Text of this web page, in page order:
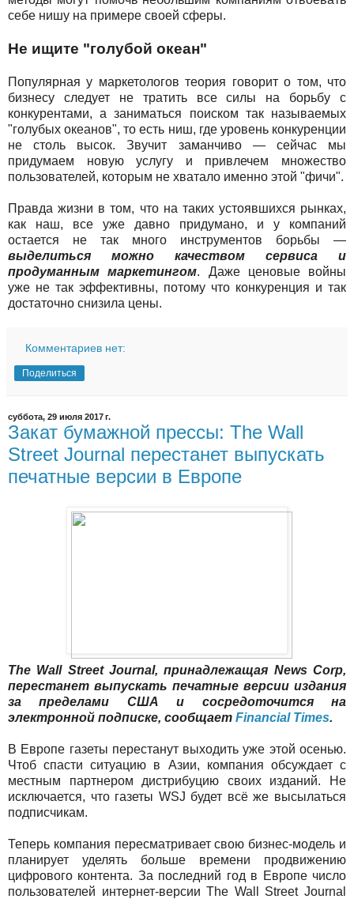
себе нишу на примере своей сферы.
Не ищите "голубой океан"
Популярная у маркетологов теория говорит о том, что
бизнесу следует не тратить все силы на борьбу с
конкурентами, а заниматься поиском так называемых
"голубых океанов", то есть ниш, где уровень конкуренции
не столь высок. Звучит заманчиво — сейчас мы
придумаем новую услугу и привлечем множество
пользователей, которым не хватало именно этой "фичи".
Правда жизни в том, что на таких устоявшихся рынках,
как наш, все уже давно придумано, и у компаний
остается не так много инструментов борьбы —
выделиться можно качеством сервиса и
продуманным маркетингом. Даже ценовые войны
уже не так эффективны, потому что конкуренция и так
достаточно снизила цены.
Комментариев нет:
Поделиться
суббота, 29 июля 2017 г.
Закат бумажной прессы: The Wall
Street Journal перестанет выпускать
печатные версии в Европе
The Wall Street Journal, принадлежащая News Corр,
перестанет выпускать печатные версии издания
за пределами США и сосредоточится на
электронной подписке, сообщает Financial Тimes.
В Европе газеты перестанут выходить уже этой осенью.
Чтоб спасти ситуацию в Азии, компания обсуждает с
местным партнером дистрибуцию своих изданий. Не
исключается, что газеты WSJ будет всё же высылаться
подписчикам.
Теперь компания пересматривает свою бизнес-модель и
планирует уделять больше времени продвижению
цифрового контента. За последний год в Европе число
пользователей интернет-версии The Wall Street Journal